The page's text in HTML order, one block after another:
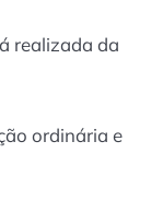
realizada da
ordinária e